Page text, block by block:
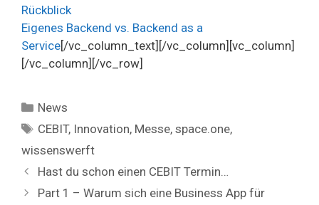
Rückblick
Eigenes Backend vs. Backend as a
Service[/vc_column_text][/vc_column][vc_column]
[/vc_column][/vc_row]
Kategorien
News
Schlagwörter
CEBIT, Innovation, Messe,space.one,
wissenswerft
Hast du schon einen CEBIT Termin…
Part 1 – Warum sich eine Business App für